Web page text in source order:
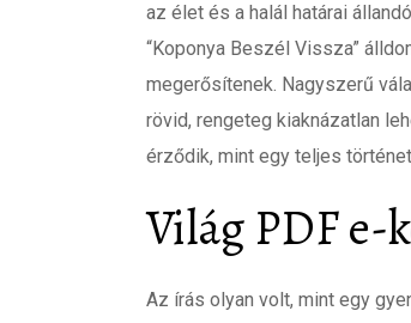
az élet és a halál határai
“Koponya Beszél Vissza”
megerősítenek. Nagyszerű
rövid, rengeteg kiaknázatlan
érződik, mint egy teljes
Világ PDF e-
Az írás olyan volt, mint egy